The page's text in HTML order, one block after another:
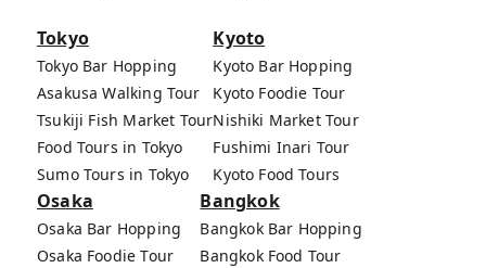
Tokyo
Tokyo Bar Hopping
Asakusa Walking Tour
Tsukiji Fish Market Tour
Food Tours in Tokyo
Sumo Tours in Tokyo
Kyoto
Kyoto Bar Hopping
Kyoto Foodie Tour
Nishiki Market Tour
Fushimi Inari Tour
Kyoto Food Tours
Osaka
Osaka Bar Hopping
Osaka Foodie Tour
Bangkok
Bangkok Bar Hopping
Bangkok Food Tour